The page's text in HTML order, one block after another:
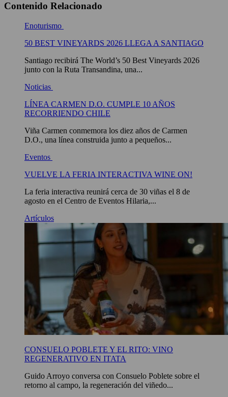
Contenido Relacionado
Enoturismo
50 BEST VINEYARDS 2026 LLEGA A SANTIAGO
Santiago recibirá The World’s 50 Best Vineyards 2026
junto con la Ruta Transandina, una...
Noticias
LÍNEA CARMEN D.O. CUMPLE 10 AÑOS
RECORRIENDO CHILE
Viña Carmen conmemora los diez años de Carmen
D.O., una línea construida junto a pequeños...
Eventos
VUELVE LA FERIA INTERACTIVA WINE ON!
La feria interactiva reunirá cerca de 30 viñas el 8 de
agosto en el Centro de Eventos Hilaria,...
Artículos
CONSUELO POBLETE Y EL RITO: VINO
REGENERATIVO EN ITATA
Guido Arroyo conversa con Consuelo Poblete sobre el
retorno al campo, la regeneración del viñedo...